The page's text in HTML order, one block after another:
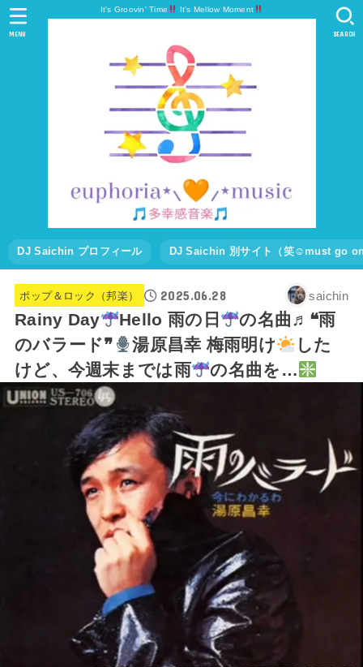
It's Groovin' Time It's Mellow Moment
DJ Saichin プロフィール DJ Saichin 別サイト（笑☺must go
SEARCH
MENU
ポップ＆ロック（邦楽） 2025.06.28 saichin
Rainy Day Hello 雨の日
の名曲♬❝雨
のバラード❞
湯原昌幸 梅雨明け
した
けど、今週末までは雨
の名曲を…